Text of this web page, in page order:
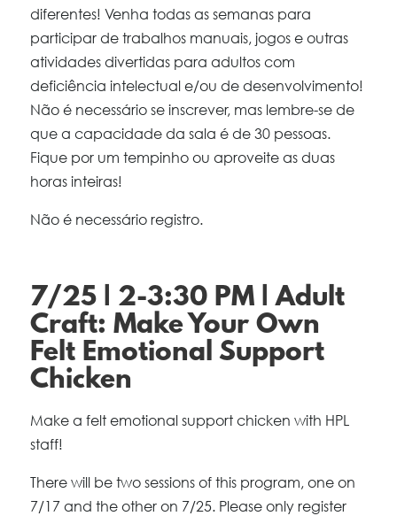
diferentes! Venha todas as semanas para
participar de trabalhos manuais, jogos e outras
atividades divertidas para adultos com
deficiência intelectual e/ou de desenvolvimento!
Não é necessário se inscrever, mas lembre-se de
que a capacidade da sala é de 30 pessoas.
Fique por um tempinho ou aproveite as duas
horas inteiras!
Não é necessário registro.
7/25 | 2-3:30 PM | Adult
Craft: Make Your Own
Felt Emotional Support
Chicken
Make a felt emotional support chicken with HPL
staff!
There will be two sessions of this program, one on
7/17 and the other on 7/25. Please only register